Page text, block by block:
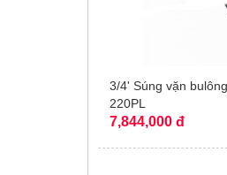
3/4' Súng vặn
220PL
7,844,000 đ